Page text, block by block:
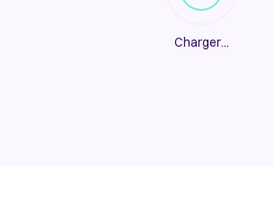
Charger...